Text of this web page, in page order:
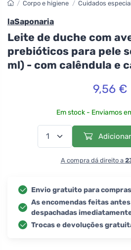
/ Corpo e higiene / Cuidados
laSaponaria
Leite de duche com
prebióticos para pele
ml) - com calêndula e
9,56 €
Em stock - Enviamos
A compra dá direito a
Envio gratuito para compras
As encomendas feitas
despachadas
Trocas e devoluções